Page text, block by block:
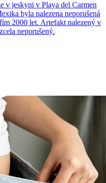
v jeskyni v Playa del Carmen
byla nalezena neporušená
2000 let. Artefakt nalezený v
neporušený.